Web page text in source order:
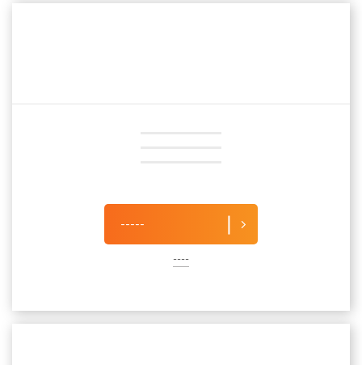
-----
----